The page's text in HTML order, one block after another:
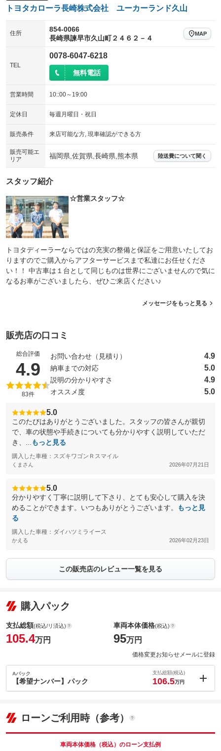
トヨタカローラ長崎株式会社 ユーカーランド久山
住所
854-0066
長崎県諫早市久山町２４６２－４
MAP
TEL
0078-6047-6218
無料電話
営業時間 10::00～19:00
定休日 毎週月曜日・祝日
販売条件 来店可能な方, 現車確認ができる方
販売可能エ
リア
福岡県,佐賀県,長崎県,熊本県 陸送費について聞く
スタッフ紹介
☆営業スタッフ☆
トヨタディーラーならではの充実の整備と保証をご用意いたしてお
りますのでご購入からアフターサービスまで私達にお任せくださ
い！！ 中古車は１台として同じものは世界にございませんので気に
なるお車がございましたら、ぜひご来店ください♪
メッセージをもっと見る
販売店の口コミ
総合評価
4.9 （5点満点中）
83件
お問い合わせ（見積り） 4.9
納車までの対応 5.0
説明の分かりやすさ 4.9
オススメ度 5.0
5.0
このたびはありがとうございました。スタッフの皆さんが親切
で、車の状態や手続きについても分かりやすく説明していただ
き、...
もっと見る
購入した車種：スズキワゴンＲスマイル
くまさん 2026年07月21日
5.0
分かりやすく丁寧に説明して下さり、とても安心して購入を決
めることができます。いつもありがとうございます。
もっと見
る
購入した車種：ダイハツミライース
かえる 2026年02月23日
この販売店のレビュー一覧を見る
購入パック
支払総額(税込/リ済込)
105.4万円
車両本体価格(税込)
95万円
価格変更お知らせメールに登録
Aパック
【希望ナンバー】パック
支払総額(税込)
106.5万円
車両本体価ローンご利用時（参考）
車両本体価格（税込）のローン支払例